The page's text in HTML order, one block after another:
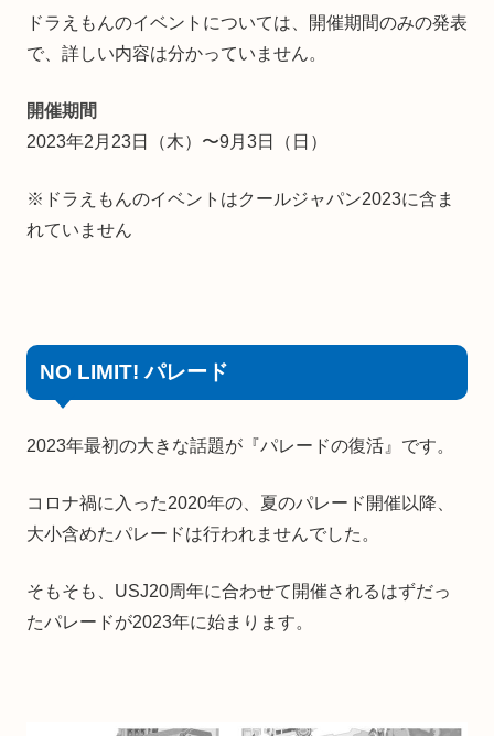
ドラえもんのイベントについては、開催期間のみの発表
で、詳しい内容は分かっていません。
開催期間
2023年2月23日（木）〜9月3日（日）
※ドラえもんのイベントはクールジャパン2023に含ま
れていません
NO LIMIT! パレード
2023年最初の大きな話題が『パレードの復活』です。
コロナ禍に入った2020年の、夏のパレード開催以降、
大小含めたパレードは行われませんでした。
そもそも、USJ20周年に合わせて開催されるはずだっ
たパレードが2023年に始まります。